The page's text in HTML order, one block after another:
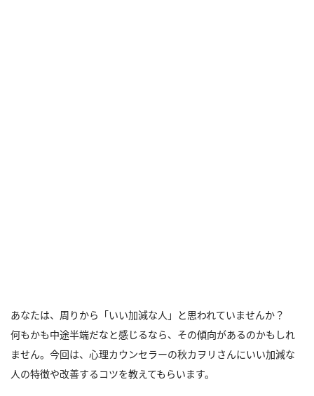
あなたは、周りから「いい加減な人」と思われていませんか？
何もかも中途半端だなと感じるなら、その傾向があるのかもしれ
ません。今回は、心理カウンセラーの秋カヲリさんにいい加減な
人の特徴や改善するコツを教えてもらいます。